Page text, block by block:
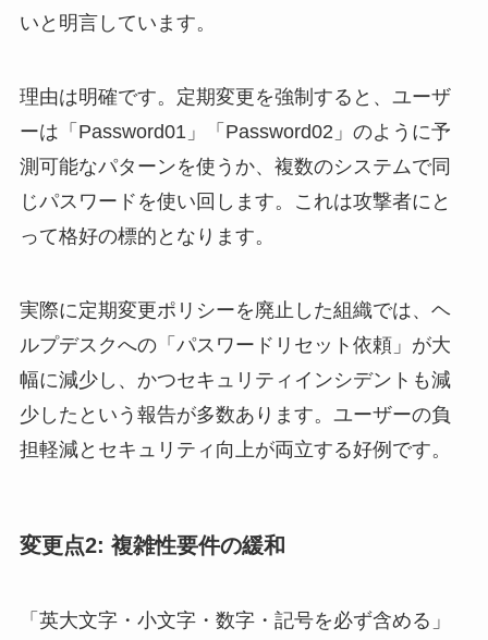
いと明言しています。
理由は明確です。定期変更を強制すると、ユーザ
ーは「Password01」「Password02」のように予
測可能なパターンを使うか、複数のシステムで同
じパスワードを使い回します。これは攻撃者にと
って格好の標的となります。
実際に定期変更ポリシーを廃止した組織では、ヘ
ルプデスクへの「パスワードリセット依頼」が大
幅に減少し、かつセキュリティインシデントも減
少したという報告が多数あります。ユーザーの負
担軽減とセキュリティ向上が両立する好例です。
変更点2: 複雑性要件の緩和
「英大文字・小文字・数字・記号を必ず含める」